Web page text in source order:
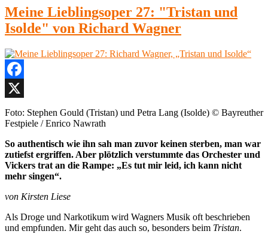
MITTWOCH-
PRESSE
–
MAI
2020
Meine Lieblingsoper 27: "Tristan und
Isolde" von Richard Wagner
Facebook
X
Foto: Stephen Gould (Tristan) und Petra Lang (Isolde) © Bayreuther
Festpiele / Enrico Nawrath
So authentisch wie ihn sah man zuvor keinen sterben, man war
zutiefst ergriffen. Aber plötzlich verstummte das Orchester und
Vickers trat an die Rampe: „Es tut mir leid, ich kann nicht
mehr singen“.
von Kirsten Liese
Als Droge und Narkotikum wird Wagners Musik oft beschrieben
und empfunden. Mir geht das auch so, besonders beim Tristan.